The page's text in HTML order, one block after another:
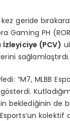
geride
Gaming PH
(PCV)
sağlamlaştırdı.
“M7, MLBB
beklediğinin de
kolektif